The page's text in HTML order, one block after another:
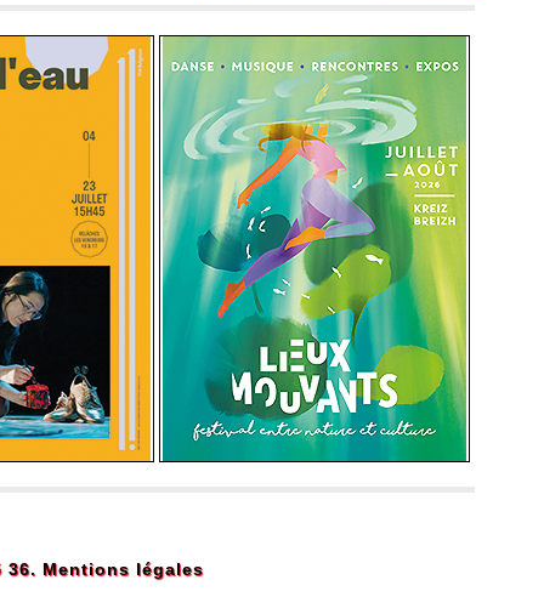
36. Mentions légales